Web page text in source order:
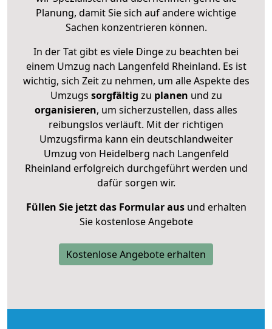
Planung, damit Sie sich auf andere wichtige
Sachen konzentrieren können.
In der Tat gibt es viele Dinge zu beachten bei
einem Umzug nach Langenfeld Rheinland. Es ist
wichtig, sich Zeit zu nehmen, um alle Aspekte des
Umzugs sorgfältig zu planen und zu
organisieren, um sicherzustellen, dass alles
reibungslos verläuft. Mit der richtigen
Umzugsfirma kann ein deutschlandweiter
Umzug von Heidelberg nach Langenfeld
Rheinland erfolgreich durchgeführt werden und
dafür sorgen wir.
Füllen Sie jetzt das Formular ausund erhalten
Sie kostenlose Angebote
Kostenlose Angebote erhalten